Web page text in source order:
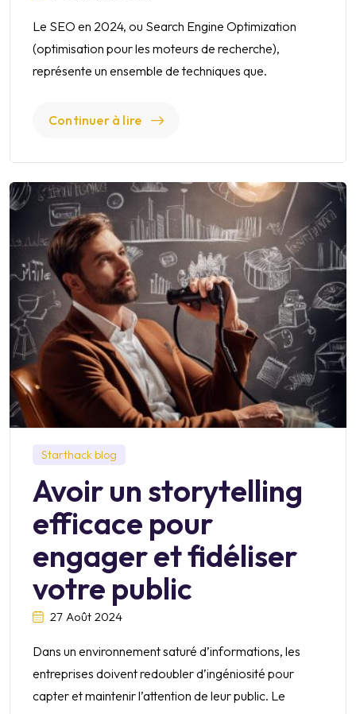
Le SEO en 2024, ou Search Engine Optimization
(optimisation pour les moteurs de recherche),
représente un ensemble de techniques que.
Continuer à lire
Starthack blog
Avoir un storytelling
efficace pour
engager et fidéliser
votre public
27 Août 2024
Dans un environnement saturé d’informations, les
entreprises doivent redoubler d’ingéniosité pour
capter et maintenir l’attention de leur public. Le